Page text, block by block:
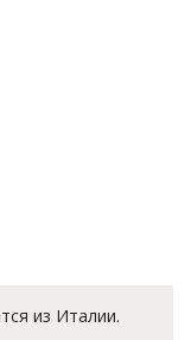
из Италии.